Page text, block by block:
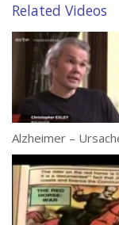
Related Videos